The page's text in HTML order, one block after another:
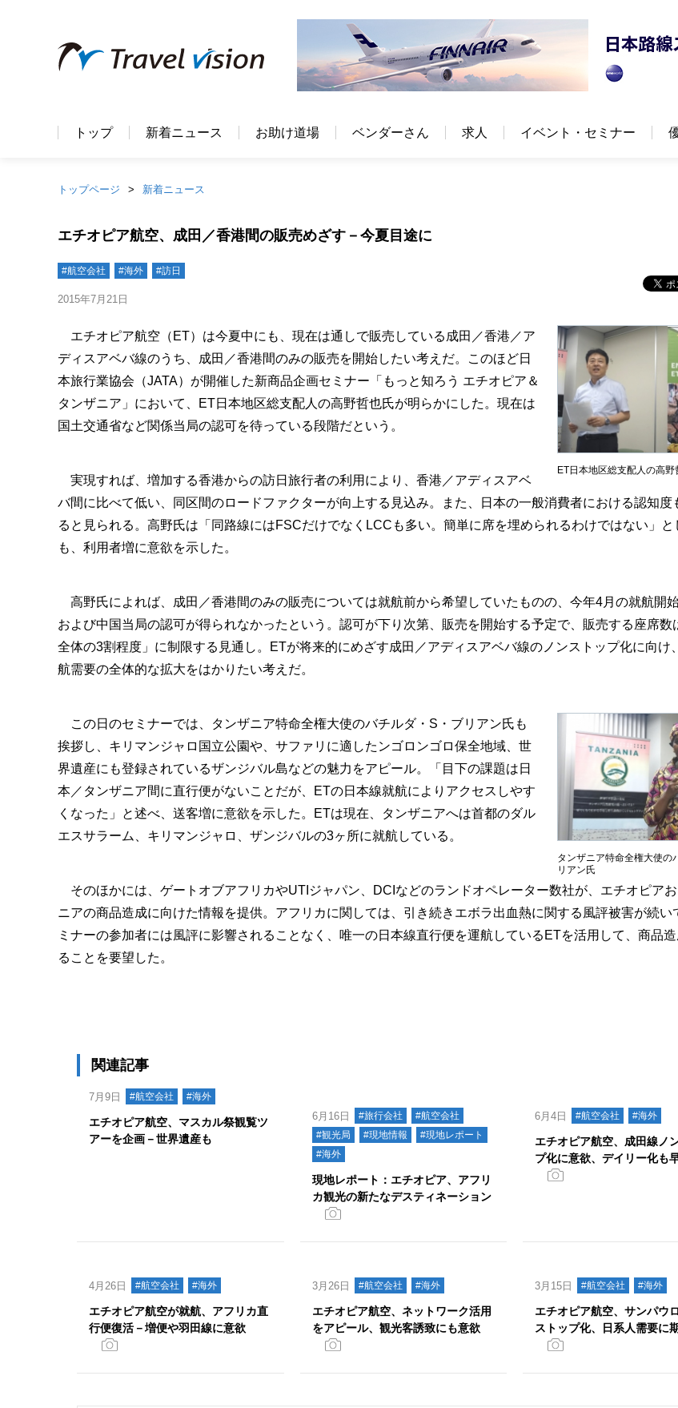
トップ 新着ニュース お助け道場 ベンダーさん 求人 イベント・セミナー
トップページ 新着ニュース
エチオピア航空、成田／香港間の販売めざす－今夏目途に
#航空会社 #海外 #訪日
2015年7月21日
ET日本地区総支配人の高野
エチオピア航空（ET）は今夏中にも、現在は通しで販売している成田／香港／ア
ディスアベバ線のうち、成田／香港間のみの販売を開始したい考えだ。このほど日
本旅行業協会（JATA）が開催した新商品企画セミナー「もっと知ろう エチオピア＆
タンザニア」において、ET日本地区総支配人の高野哲也氏が明らかにした。現在は
国土交通省など関係当局の認可を待っている段階だという。
実現すれば、増加する香港からの訪日旅行者の利用により、香港／アディスアベ
バ間に比べて低い、同区間のロードファクターが向上する見込み。また、日本の一般消費者における認知度
ると見られる。高野氏は「同路線にはFSCだけでなくLCCも多い。簡単に席を埋められるわけではない」と
も、利用者増に意欲を示した。
高野氏によれば、成田／香港間のみの販売については就航前から希望していたものの、今年4月の就航開
および中国当局の認可が得られなかったという。認可が下り次第、販売を開始する予定で、販売する座席数
全体の3割程度」に制限する見通し。ETが将来的にめざす成田／アディスアベバ線のノンストップ化に向け
航需要の全体的な拡大をはかりたい考えだ。
タンザニア特命全権大使の
リアン氏
この日のセミナーでは、タンザニア特命全権大使のバチルダ・S・ブリアン氏も
挨拶し、キリマンジャロ国立公園や、サファリに適したンゴロンゴロ保全地域、世
界遺産にも登録されているザンジバル島などの魅力をアピール。「目下の課題は日
本／タンザニア間に直行便がないことだが、ETの日本線就航によりアクセスしやす
くなった」と述べ、送客増に意欲を示した。ETは現在、タンザニアへは首都のダル
エスサラーム、キリマンジャロ、ザンジバルの3ヶ所に就航している。
そのほかには、ゲートオブアフリカやUTIジャパン、DCIなどのランドオペレーター数社が、エチオピア
ニアの商品造成に向けた情報を提供。アフリカに関しては、引き続きエボラ出血熱に関する風評被害が続い
ミナーの参加者には風評に影響されることなく、唯一の日本線直行便を運航しているETを活用して、商品
ることを要望した。
関連記事
7月9日 #航空会社 #海外
エチオピア航空、マスカル祭観覧ツ
アーを企画－世界遺産も
6月16日 #旅行会社
#航空会社
#観光局
#現地情報
#現地レポート
#海外
現地レポート：エチオピア、アフリ
カ観光の新たなデスティネーション
6月4日 #航空会社 #海外
エチオピア航空、成田線ノ
プ化に意欲、デイリー化も
4月26日 #航空会社 #海外
エチオピア航空が就航、アフリカ直
行便復活－増便や羽田線に意欲
3月26日 #航空会社 #海外
エチオピア航空、ネットワーク活用
をアピール、観光客誘致にも意欲
3月15日 #航空会社 #海外
エチオピア航空、サンパウ
ストップ化、日系人需要に